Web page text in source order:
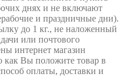
днях и не включают
и праздничные дни).
до 1 кг., не наложенный
или почтового
интернет магазин
как Вы положите товар в
оплаты, доставки и